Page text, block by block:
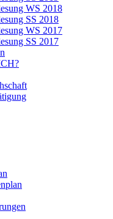
WS 2018
SS 2018
WS 2017
SS 2017